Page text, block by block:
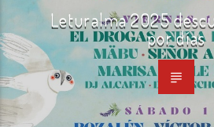
Leturalma 2025
por días